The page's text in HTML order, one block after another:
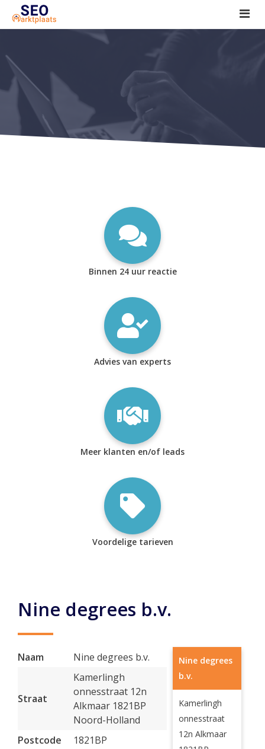
SEO tools reviews
Marketeer bij jou in de buurt?
Offerte
1. Seo voor beginners +
2. Onderzoeken +
Binnen 24 uur reactie
Advies van experts
Meer klanten en/of leads
Voordelige tarieven
Nine degrees b.v.
Naam Nine degrees b.v.
Straat
Kamerlingh
onnesstraat 12n
Alkmaar 1821BP
Noord-Holland
Postcode
1821BP
Nine degrees
b.v.
Kamerlingh
onnesstraat
12n Alkmaar